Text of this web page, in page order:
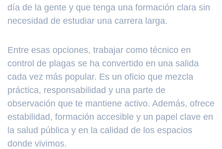
día de la gente y que tenga una formación clara sin
necesidad de estudiar una carrera larga.
Entre esas opciones, trabajar como técnico en
control de plagas se ha convertido en una salida
cada vez más popular. Es un oficio que mezcla
práctica, responsabilidad y una parte de
observación que te mantiene activo. Además, ofrece
estabilidad, formación accesible y un papel clave en
la salud pública y en la calidad de los espacios
donde vivimos.